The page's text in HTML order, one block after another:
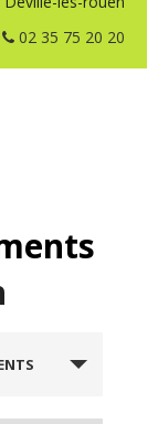
02 35 75 20 20